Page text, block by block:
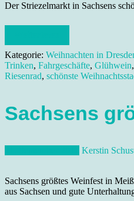
Der Striezelmarkt in Sachsens
Kategorie: Weihnachten in
Trinken, Fahrgeschäfte, Glühwein,
Riesenrad, schönste
Sachsens
Kerstin
Sachsens größtes Weinfest in
aus Sachsen und gute